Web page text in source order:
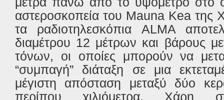
αστεροσκοπεία του Mauna Kea της
τα ραδιοτηλεσκόπια ALMA
διαμέτρου 12 μέτρων και βάρους
τόνων, οι οποίες μπορούν να
“συμπαγή” διάταξη σε μια
μέγιστη απόσταση μεταξύ δύο
περίπου χιλιόμετρα. Χάρη